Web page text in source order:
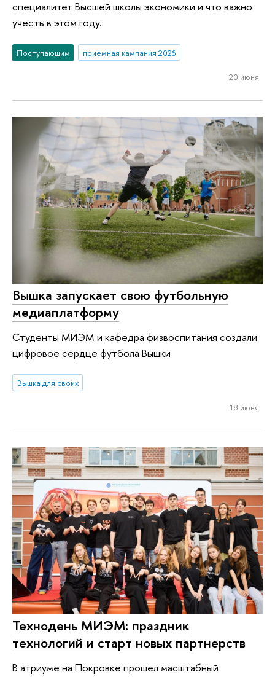
специалитет Высшей школы экономики и что важно
учесть в этом году.
Поступающим приемная кампания 2026
20 июня
Вышка запускает свою футбольную
медиаплатформу
Студенты МИЭМ и кафедра физвоспитания создали
цифровое сердце футбола Вышки
Вышка для своих
18 июня
Технодень МИЭМ: праздник
технологий и старт новых партнерств
В атриуме на Покровке прошел масштабный